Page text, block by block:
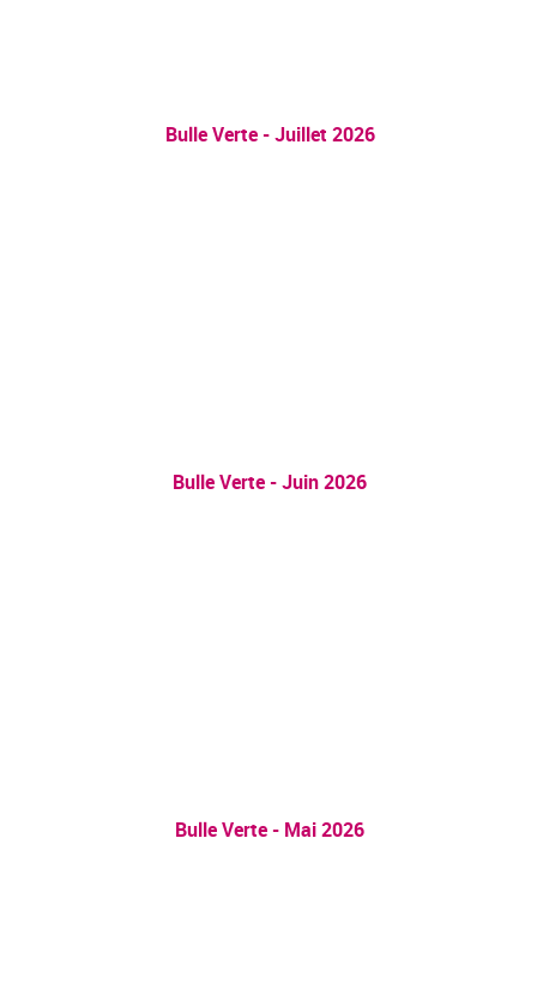
Bulle Verte - Juillet 2026
Bulle Verte - Juin 2026
Bulle Verte - Mai 2026